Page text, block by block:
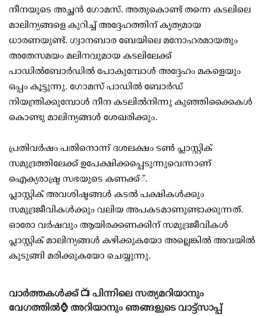
നീനയുടെ അച്ഛന്‍ ഗോമസ്. അതുകൊണ്ട് തന്നെ കടലിലെ
മാലിന്യങ്ങളെ കുറിച്ച് അദ്ദേഹത്തിന് കൃത്യമായ
ധാരണയുണ്ട്. ഗ്വാനബാര ബേയിലെ മനോഹരമായതും
അതേസമയം മലിനവുമായ കടലിലേക്ക്
പാഡില്‍ബോര്‍ഡില്‍ പോകുമ്പോള്‍ അദ്ദേഹം മകളെയും
ഒപ്പം കൂട്ടുന്നു. ഗോമസ് പാഡില്‍ ബോര്‍ഡ്
നിയന്ത്രിക്കുമ്പോള്‍ നീന കടലില്‍നിന്നു കുഞ്ഞിക്കൈകള്‍
കൊണ്ടു മാലിന്യങ്ങള്‍ ശേഖരിക്കും.
പ്രതിവര്‍ഷം പതിനൊന്ന് ദശലക്ഷം ടണ്‍ പ്ലാസ്റ്റിക്
സമുദ്രത്തിലേക്ക് ഉപേക്ഷിക്കപ്പെടുന്നുവെന്നാണ്
ഐക്യരാഷ്ട്ര സഭയുടെ കണക്ക്്.
പ്ലാസ്റ്റിക് അവശിഷ്ടങ്ങള്‍ കടല്‍ പക്ഷികള്‍ക്കും
സമുദ്രജീവികള്‍ക്കും വലിയ അപകടമാണുണ്ടാക്കുന്നത്.
ഓരോ വര്‍ഷവും ആയിരക്കണക്കിന് സമുദ്രജീവികള്‍
പ്ലാസ്റ്റിക് മാലിന്യങ്ങള്‍ കഴിക്കുകയോ അല്ലെങ്കില്‍ അവയില്‍
കുടുങ്ങി മരിക്കുകയോ ചെയ്യുന്നു.
വാർത്തകൾക്ക് 📺 പിന്നിലെ സത്യമറിയാനും
വേഗത്തിൽ⌚ അറിയാനും ഞങ്ങളുടെ വാട്ട്സാപ്പ്